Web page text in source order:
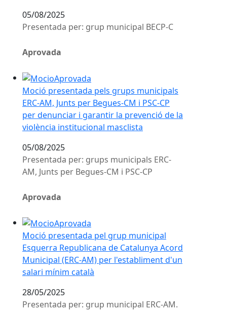
05/08/2025
Presentada per: grup municipal BECP-C
Aprovada
Moció presentada pels grups municipals ERC-AM,
Moció presentada pels grups municipals
ERC-AM, Junts per Begues-CM i PSC-CP
per denunciar i garantir la prevenció de la
violència institucional masclista
05/08/2025
Presentada per: grups municipals ERC-
AM, Junts per Begues-CM i PSC-CP
Aprovada
Moció presentada pel grup municipal Esquerra
Moció presentada pel grup municipal
Esquerra Republicana de Catalunya Acord
Municipal (ERC-AM) per l'establiment d'un
salari mínim català
28/05/2025
Presentada per: grup municipal ERC-AM.